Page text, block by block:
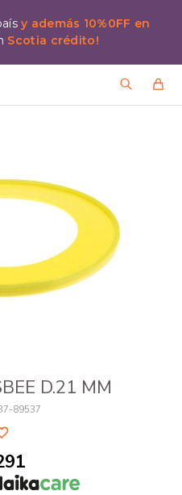
y además 10%0FF en
Scotia crédito!
D.21 MM
89537